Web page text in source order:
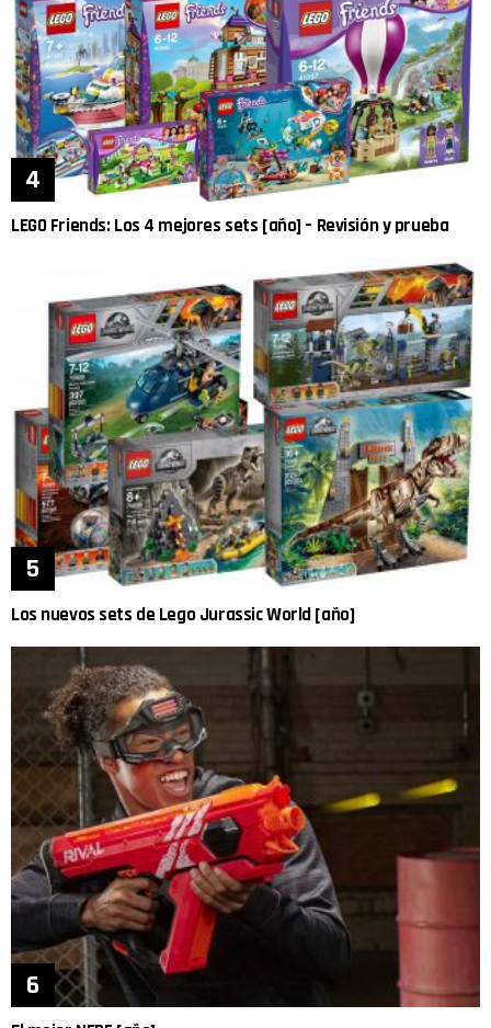
LEGO Friends: Los 4 mejores sets [año] – Revisión y prueba
Los nuevos sets de Lego Jurassic World [año]